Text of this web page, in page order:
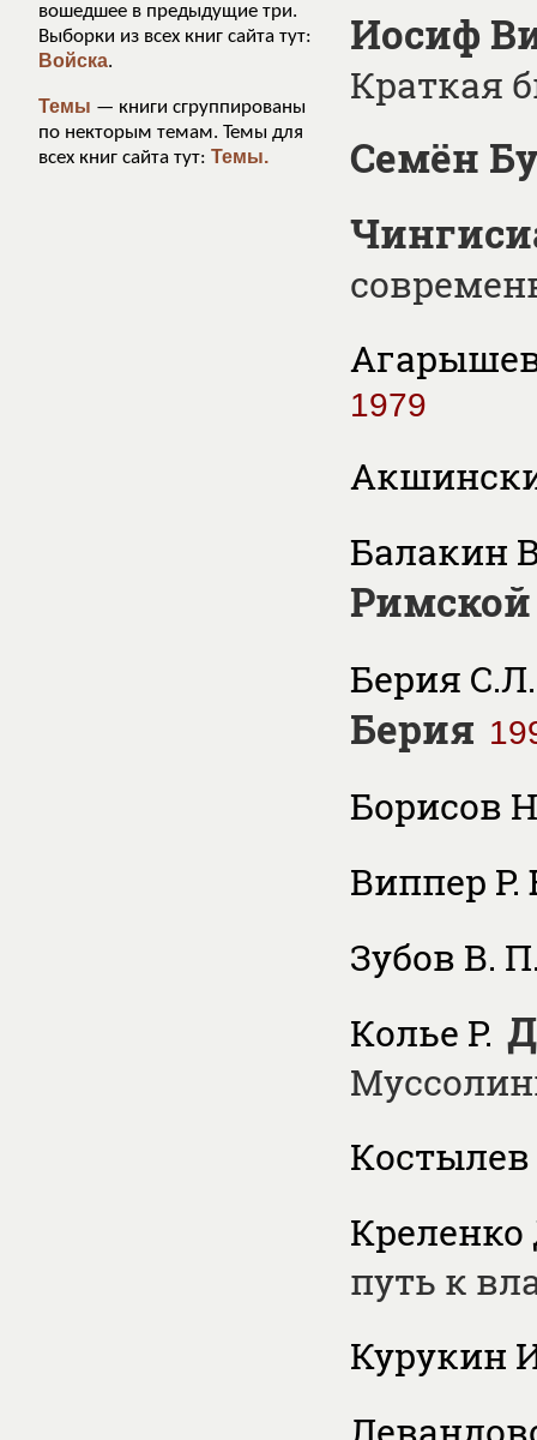
вошедшее в предыдущие три.
Выборки из всех книг сайта тут:
Войска.
Темы — книги сгруппированы
по некторым темам. Темы для
всех книг сайта тут: Темы.
Иосиф
Краткая
Семён
1979
Балакин
Берия С.Л.
Берия
Борисов
Виппер
Зубов В.
Колье Р.
путь к
Курукин